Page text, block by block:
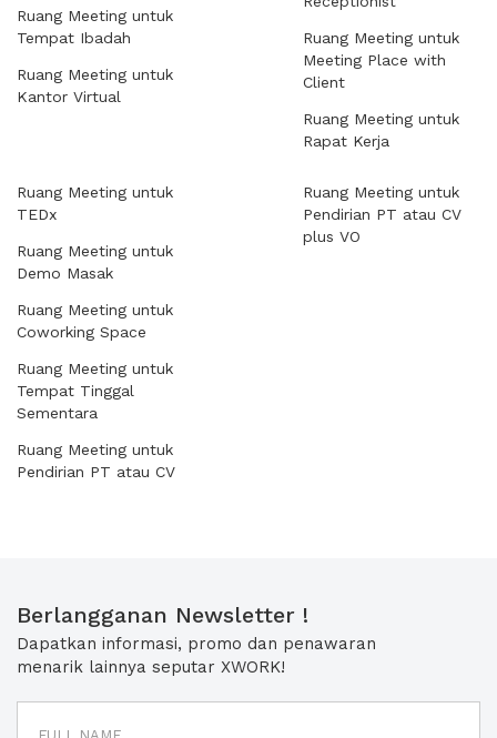
Ruang Meeting untuk
Tempat Ibadah
Ruang Meeting untuk
Kantor Virtual
Ruang Meeting untuk
Meeting Place with
Client
Ruang Meeting untuk
Rapat Kerja
Ruang Meeting untuk
TEDx
Ruang Meeting untuk
Demo Masak
Ruang Meeting untuk
Coworking Space
Ruang Meeting untuk
Tempat Tinggal
Sementara
Ruang Meeting untuk
Pendirian PT atau CV
Ruang Meeting untuk
Pendirian PT atau CV
plus VO
Berlangganan Newsletter !
Dapatkan informasi, promo dan penawaran
menarik lainnya seputar XWORK!